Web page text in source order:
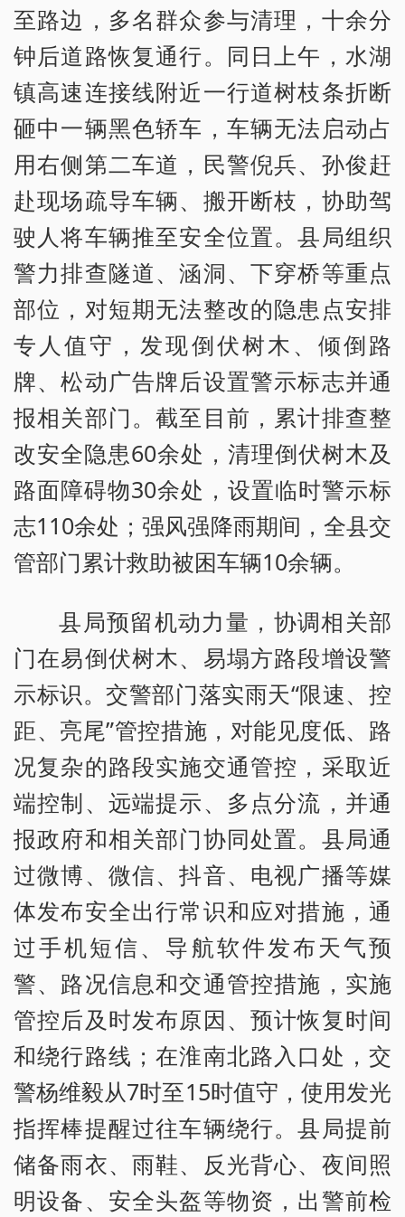
至路边，多名群众参与清理，十余分
钟后道路恢复通行。同日上午，水湖
镇高速连接线附近一行道树枝条折断
砸中一辆黑色轿车，车辆无法启动占
用右侧第二车道，民警倪兵、孙俊赶
赴现场疏导车辆、搬开断枝，协助驾
驶人将车辆推至安全位置。县局组织
警力排查隧道、涵洞、下穿桥等重点
部位，对短期无法整改的隐患点安排
专人值守，发现倒伏树木、倾倒路
牌、松动广告牌后设置警示标志并通
报相关部门。截至目前，累计排查整
改安全隐患60余处，清理倒伏树木及
路面障碍物30余处，设置临时警示标
志110余处；强风强降雨期间，全县交
管部门累计救助被困车辆10余辆。
县局预留机动力量，协调相关部
门在易倒伏树木、易塌方路段增设警
示标识。交警部门落实雨天“限速、控
距、亮尾”管控措施，对能见度低、路
况复杂的路段实施交通管控，采取近
端控制、远端提示、多点分流，并通
报政府和相关部门协同处置。县局通
过微博、微信、抖音、电视广播等媒
体发布安全出行常识和应对措施，通
过手机短信、导航软件发布天气预
警、路况信息和交通管控措施，实施
管控后及时发布原因、预计恢复时间
和绕行路线；在淮南北路入口处，交
警杨维毅从7时至15时值守，使用发光
指挥棒提醒过往车辆绕行。县局提前
储备雨衣、雨鞋、反光背心、夜间照
明设备、安全头盔等物资，出警前检